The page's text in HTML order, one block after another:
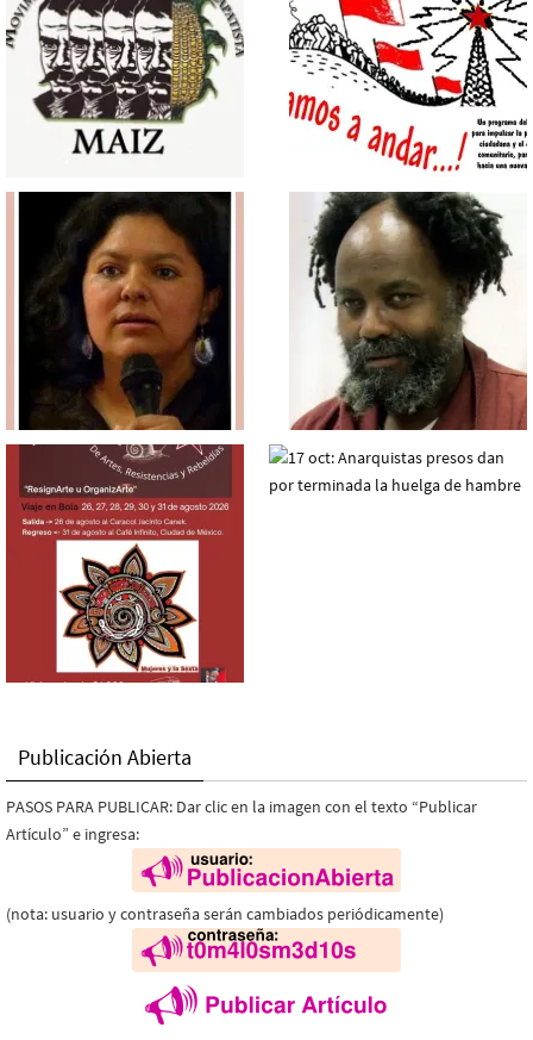
Publicación Abierta
PASOS PARA PUBLICAR: Dar clic en la imagen con el texto “Publicar
Artículo” e ingresa:
(nota: usuario y contraseña serán cambiados periódicamente)